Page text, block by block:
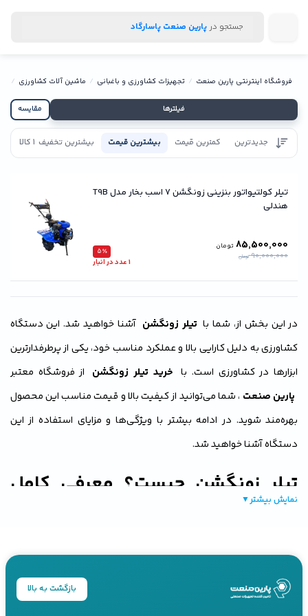
جستجو در پارین صنعت پاسارگاد
فروشگاه اینترنتی پارین صنعت تجهیزات کشاورزی و باغبانی ماشین آلات کشاورزی
فیلترها مقایسه
جدیدترین کمترین قیمت بیشترین قیمت بیشترین تخفیف 1 کالا
تیلر کولتیواتور بنزینی زونگشن ۷ اسب بخار مدل T9B
هندلی
5٪
1 عدد در انبار
85,500,000 تومان
90,000,000 تومان
در این بخش از، شما با تیلر زونگشن آشنا خواهید شد. این دستگاه
کشاورزی به دلیل کارایی بالا و عملکرد مناسب خود، یکی از پرطرفدارترین
ابزارها در کشاورزی است. با خرید تیلر زونگشن از فروشگاه معتبر
پارین صنعت ، شما می‌توانید از کیفیت بالا و قیمت مناسب این محصول
بهره‌مند شوید. در ادامه بیشتر با ویژگی‌ها و مزایای استفاده از این
دستگاه آشنا خواهید شد.
تیلر زونگشن چیست؟ معرفی کامل
تیلر زونگشن یکی از
پرکاربرد است که برای انجام
عملیات خاک‌ورزی مانند شخم زدن، تسطیح زمین و آماده‌سازی خاک برای
نمایش بیشتر▼
بازگشت به بالا